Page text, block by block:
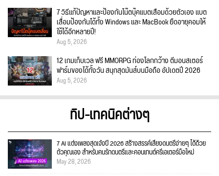
7 วิธีแก้ปัญหาและป้องกันโน๊ตบุ๊คแบตเสื่อมด้วยตัวเอง แบต
เสื่อมป้องกันได้ทั้ง Windows และ MacBook ยืดอายุคอมให้
ใช้ได้อีกหลายปี!
Aug 5, 2026
12 เกมเก็บเวล ฟรี MMORPG ท่องโลกกว้าง ตีมอนสเตอร์
ฟาร์มของได้ทั้งวัน สนุกสุดมันส์บนมือถือ อัปเดตปี 2026
Aug 5, 2026
ทิป-เทคนิคต่างๆ
7 AI แต่งเพลงสุดเจ๋งปี 2026 สร้างสรรค์เสียงดนตรีง่ายๆ ได้ด้วย
ตัวคุณเอง สำหรับคนรักดนตรีและคอนเทนต์ครีเอเตอร์มือใหม่
May 28, 2026